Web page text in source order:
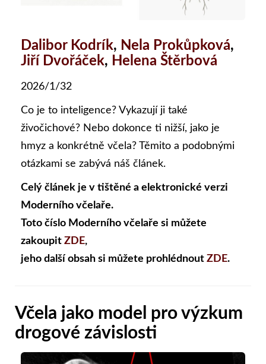
Dalibor Kodrík, Nela Prokůpková,
Jiří Dvořáček, Helena Štěrbová
2026/1/32
Co je to inteligence? Vykazují ji také
živočichové? Nebo dokonce ti nižší, jako je
hmyz a konkrétně včela? Těmito a podobnými
otázkami se zabývá náš článek.
Celý článek je v tištěné a elektronické verzi
Moderního včelaře.
Toto číslo Moderního včelaře si můžete
zakoupit ZDE,
jeho další obsah si můžete prohlédnout ZDE.
Včela jako model pro výzkum
drogové závislosti